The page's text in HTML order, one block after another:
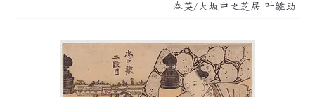
春英/大坂中之芝居 叶雛助